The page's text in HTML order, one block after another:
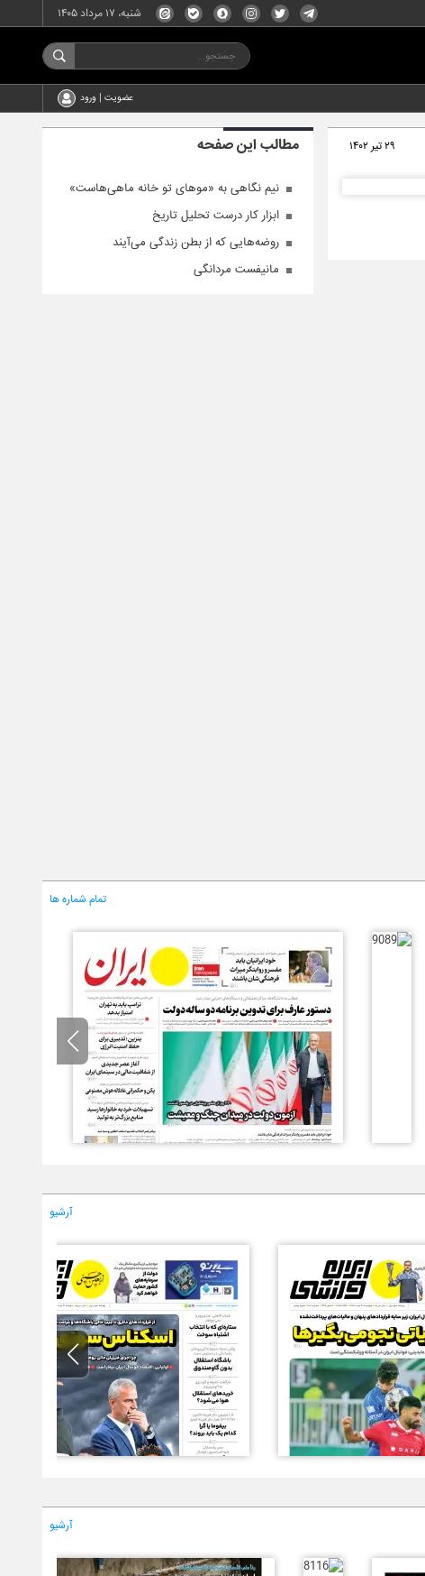
شنبه، ۱۷ مرداد ۱۴۰۵
عضویت | ورود
۲۹ تیر ۱۴۰۲ مطالب این صفحه
نیم نگاهی به «موهای تو خانه ماهی‌هاست»
ابزار کار درست تحلیل تاریخ
روضه‌­هایی که از بطن زندگی می‌آیند
مانیفست مردانگی
تمام شماره ها
آرشیو
آرشیو